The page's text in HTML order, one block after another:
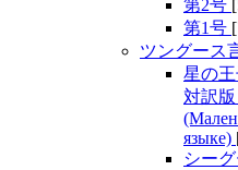
第2号
第1号
ツングース
星の
対訳
языке)
シー